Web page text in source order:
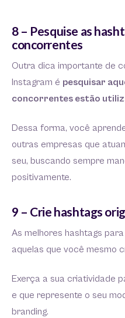
8 – Pesquise as
concorrentes
Outra dica importante de
Instagram é pesquisar
concorrentes estão
Dessa forma, você
outras empresas que
seu, buscando sempre
positivamente.
9 – Crie hashtags
As melhores hashtags
aquelas que você mesmo
Exerça a sua criatividade
e que represente o seu
branding.